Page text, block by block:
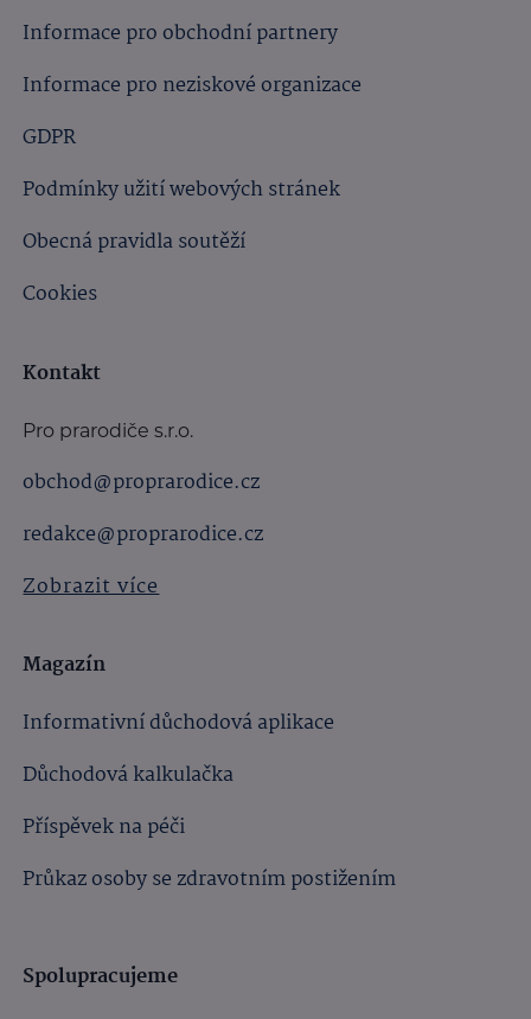
Informace pro obchodní partnery
Informace pro neziskové organizace
GDPR
Podmínky užití webových stránek
Obecná pravidla soutěží
Cookies
Kontakt
Pro prarodiče s.r.o.
obchod@proprarodice.cz
redakce@proprarodice.cz
Zobrazit více
Magazín
Informativní důchodová aplikace
Důchodová kalkulačka
Příspěvek na péči
Průkaz osoby se zdravotním postižením
Spolupracujeme